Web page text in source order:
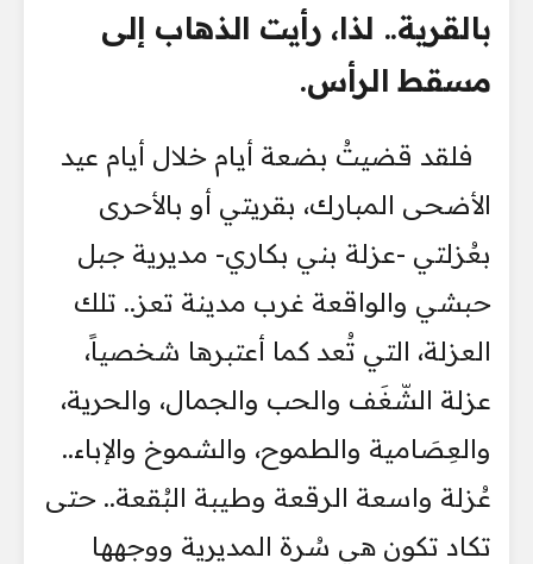
بالقرية.. لذا، رأيت الذهاب إلى
مسقط الرأس.
فلقد قضيتُ بضعة أيام خلال أيام عيد
الأضحى المبارك، بقريتي أو بالأحرى
بعُزلتي -عزلة بني بكاري- مديرية جبل
حبشي والواقعة غرب مدينة تعز.. تلك
العزلة، التي تُعد كما أعتبرها شخصياً،
عزلة الشّغَف والحب والجمال، والحرية،
والعِصَامية والطموح، والشموخ والإباء..
عُزلة واسعة الرقعة وطيبة البُقعة.. حتى
تكاد تكون هي سُرة المديرية ووجهها